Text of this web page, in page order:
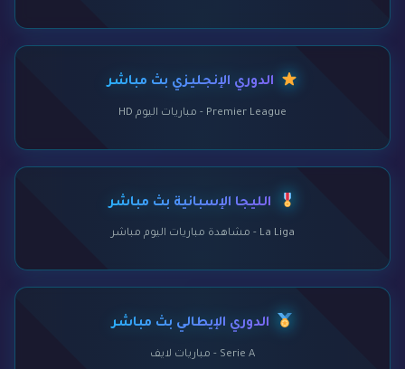
الدوري الإنجليزي بث مباشر
Premier League - مباريات اليوم HD
الليجا الإسبانية بث مباشر
La Liga - مشاهدة مباريات اليوم مباشر
الدوري الإيطالي بث مباشر
Serie A - مباريات لايف